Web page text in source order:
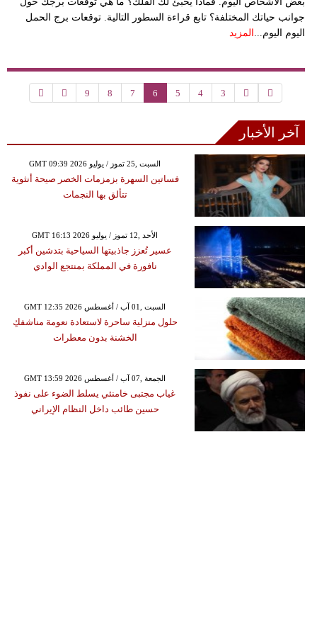
جوانب حياتك المختلفة؟ تابع قراءة السطور التالية. توقعات برج الحمل
اليوم اليوم... المزيد
3
4
5
6
7
8
9
آخر الأخبار
GMT 09:39 2026 السبت ,25 تموز / يوليو
فساتين السهرة بزمزمات الخصر صيحة أنثوية
تتألق بها النجمات
GMT 16:13 2026 الأحد ,12 تموز / يوليو
عسير تُعزز جاذبيتها السياحية بتدشين أكبر
نافورة في المملكة بمنتجع الوادي
GMT 12:35 2026 السبت ,01 آب / أغسطس
حلول منزلية ساحرة لاستعادة نعومة مناشفكِ
الخشنة بدون معطرات
GMT 13:59 2026 الجمعة ,07 آب / أغسطس
غياب مجتبى خامنئي يسلط الضوء على نفوذ
حسين طائب داخل النظام الإيراني